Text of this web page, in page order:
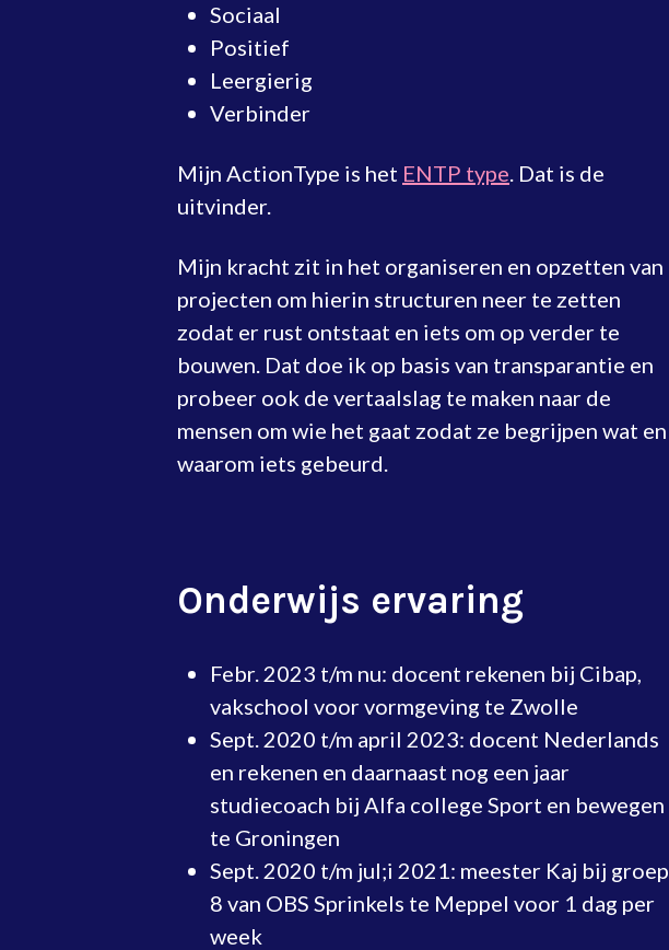
Sociaal
Positief
Leergierig
Verbinder
Mijn ActionType is het ENTP type. Dat is de
uitvinder.
Mijn kracht zit in het organiseren en opzetten van
projecten om hierin structuren neer te zetten
zodat er rust ontstaat en iets om op verder te
bouwen. Dat doe ik op basis van transparantie en
probeer ook de vertaalslag te maken naar de
mensen om wie het gaat zodat ze begrijpen wat en
waarom iets gebeurd.
Onderwijs ervaring
Febr. 2023 t/m nu: docent rekenen bij Cibap,
vakschool voor vormgeving te Zwolle
Sept. 2020 t/m april 2023: docent Nederlands
en rekenen en daarnaast nog een jaar
studiecoach bij Alfa college Sport en bewegen
te Groningen
Sept. 2020 t/m jul;i 2021: meester Kaj bij groep
8 van OBS Sprinkels te Meppel voor 1 dag per
week